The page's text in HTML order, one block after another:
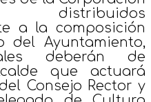
a la composición
del Ayuntamiento,
deberán de
que actuará
Consejo Rector y